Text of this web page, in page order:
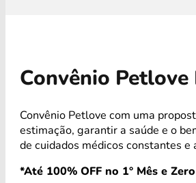
Convênio
Convênio Petlove com uma
estimação, garantir a saúde e o
de cuidados médicos constantes
*Até 100% OFF no 1° Mês e